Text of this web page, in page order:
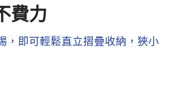
費力
，即可輕鬆直立摺疊收納，狹小